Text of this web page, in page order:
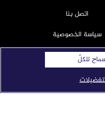
اتصل بنا
سياسة الخصوصية
سياسة ملفات تعريف
الارتباط
ملفات تعريف
الارتباط
للكلّ